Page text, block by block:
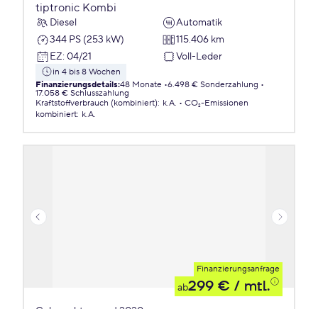
tiptronic Kombi
Diesel
Automatik
344 PS (253 kW)
115.406 km
EZ: 04/21 Voll-Leder
in 4 bis 8 Wochen
Finanzierungsdetails:48 Monate 6.498 € Sonderzahlung
17.058 € Schlusszahlung
Kraftstoffverbrauch (kombiniert): k.A.
CO₂-Emissionen
kombiniert: k.A.
Finanzierungsanfrage
ab299 € / mtl.